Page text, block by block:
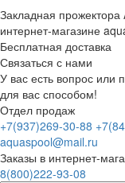
Закладная
интернет-магазине
Бесплатная доставка
Связаться с нами
У вас есть вопрос
для вас способом!
Отдел продаж
+7(937)269-30-88
aquaspool@mail.ru
Заказы в интернет-
8(800)222-93-08